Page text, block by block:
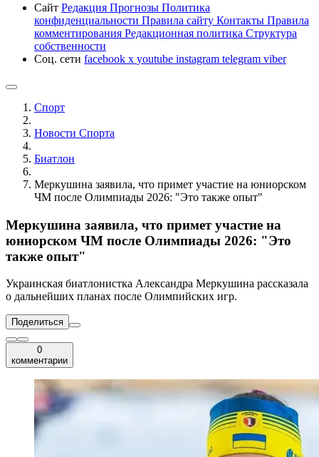
Сайт Редакция Прогнозы Политика
конфиденциальности Правила сайту Контакты Правила
комментирования Редакционная политика Структура
собственности
Соц. сети facebook x youtube instagram telegram viber
Спорт
Новости Cпорта
Биатлон
Меркушина заявила, что примет участие на юниорском
ЧМ после Олимпиады 2026: "Это также опыт"
Меркушина заявила, что примет участие на
юниорском ЧМ после Олимпиады 2026: "Это
также опыт"
Украинская биатлонистка Александра Меркушина рассказала
о дальнейших планах после Олимпийских игр.
Поделиться
0
комментарии